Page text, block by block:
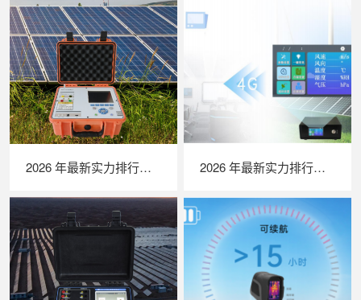
2026 年最新实力排行｜便携式 IV 测试仪 TOP 推荐，LAILX LX‑PV31 深度解析 2026 年最新实力排行｜苏州 LAILX LXH506 便携式气象站深度解析